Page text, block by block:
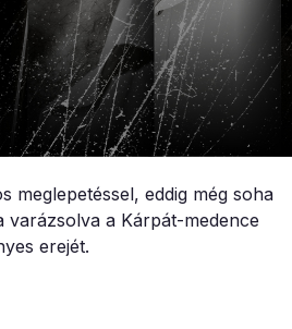
meglepetéssel, eddig még soha
varázsolva a Kárpát-medence
erejét.